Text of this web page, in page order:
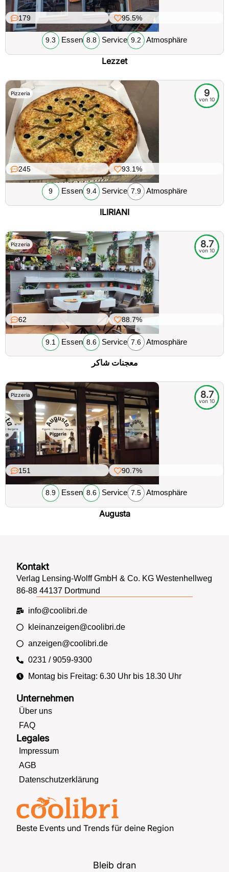
179 95.5%
9.3 Essen 8.8 Service 9.2 Atmosphäre
Lezzet
Pizzeria 9
von 10
245 93.1%
9 Essen 9.4 Service 7.9 Atmosphäre
ILIRIANI
Pizzeria 8.7
von 10
62 88.7%
9.1 Essen 8.6 Service 7.6 Atmosphäre
معجنات شاكر
Pizzeria 8.7
von 10
151 90.7%
8.9 Essen 8.6 Service 7.5 Atmosphäre
Augusta
Beste Events und Trends für deine Region
Unternehmen
Über uns
FAQ
Legales
Impressum
AGB
Datenschutzerklärung
Kontakt
Verlag Lensing-Wolff GmbH & Co. KG Westenhellweg
86-88 44137 Dortmund
info@coolibri.de
kleinanzeigen@coolibri.de
anzeigen@coolibri.de
0231 / 9059-9300
Montag bis Freitag: 6.30 Uhr bis 18.30 Uhr
Bleib dran